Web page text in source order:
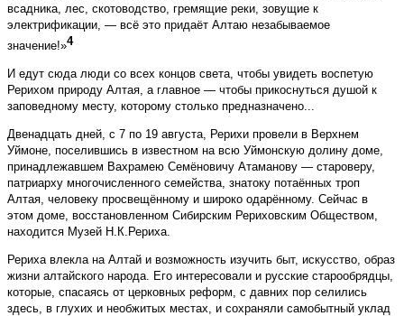
всадника, лес, скотоводство, гремящие реки, зовущие к
электрификации, — всё это придаёт Алтаю незабываемое
значение!»4
И едут сю­да люди со всех концов света, чтобы увидеть воспетую
Рерихом природу Алтая, а главное — чтобы прикоснуться душой к
заповедному месту, которому столько предназначено...
Двенадцать дней, с 7 по 19 августа, Рерихи провели в Верхнем
Уймоне, поселившись в известном на всю Уймонскую долину доме,
принадлежавшем Вахрамею Семёновичу Атаманову — староверу,
патриарху многочисленного семейства, знатоку потаённых троп
Алтая, человеку просвещённому и широко одарённому. Сейчас в
этом доме, восстановленном Сибирским Рериховским Обществом,
находится Музей Н.К.Рериха.
Рериха влекла на Алтай и возможность изучить быт, искусство, образ
жизни алтайского народа. Его интересовали и русские старообрядцы,
которые, спасаясь от церковных реформ, с давних пор селились
здесь, в глухих и необжитых местах, и сохраняли самобытный уклад